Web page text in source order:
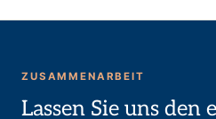
ZUSAMMENARBEIT
Lassen Sie uns den